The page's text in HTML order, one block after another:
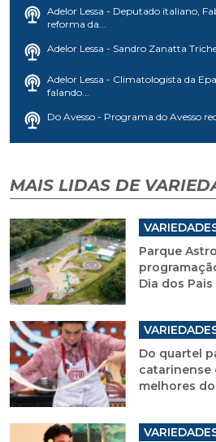
Adelor Lessa - Deputado italiano,
reforma da...
Adelor Lessa - Sandro Zanatta
Adelor Lessa - Climatologista da
falando...
Do Avesso - Programa do Avesso
MAIS LIDAS DE
Parque
Dia dos
Do quartel
catarinense
melhores